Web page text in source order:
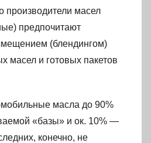
производители масел
предпочитают
(блендингом)
масел и готовых пакетов
масла до 90%
«базы» и ок. 10% —
конечно, не